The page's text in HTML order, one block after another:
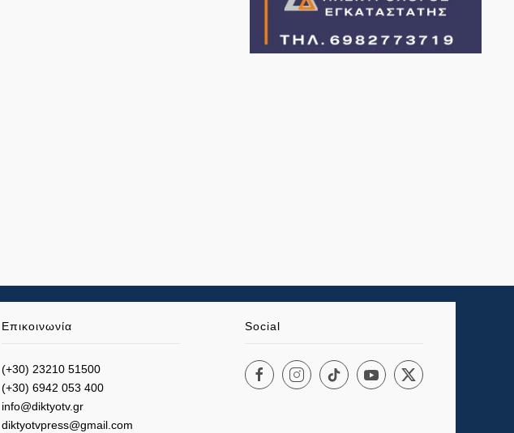
Επικοινωνία
(+30) 23210 51500
(+30) 6942 053 400
info@diktyotv.gr
diktyotvpress@gmail.com
Social